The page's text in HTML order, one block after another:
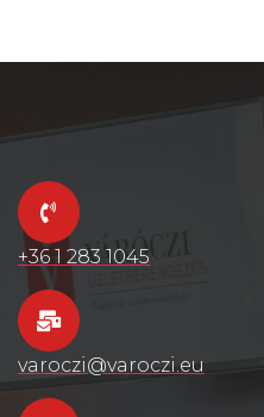
+36 1 283 1045
varoczi@varoczi.eu